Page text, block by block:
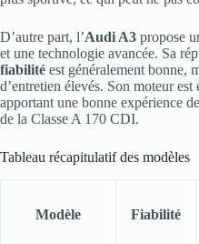
D’autre part, l’Audi A3 propose
et une technologie avancée. Sa
fiabilité est généralement bonne,
d’entretien élevés. Son moteur
apportant une bonne expérience
de la Classe A 170 CDI.
Tableau récapitulatif des modèles
Modèle Fiabilité